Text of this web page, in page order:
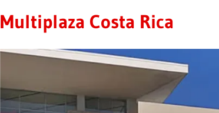
Multiplaza Costa Rica